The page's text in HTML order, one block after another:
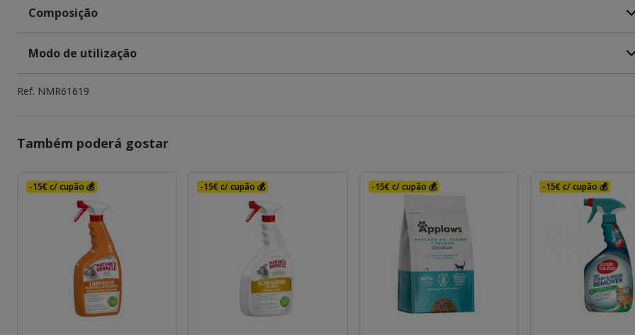
Composição
Modo de utilização
Ref. NMR61619
Também poderá gostar
-15€ c/ cupão 💰 -15€ c/ cupão 💰 -15€ c/ cupão 💰 -15€ c/ cupão 💰